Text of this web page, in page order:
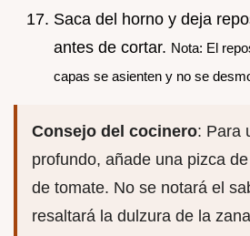
Saca del horno y deja
antes de cortar. Nota: El
capas se asienten y no se
Consejo del cocinero: Para
profundo, añade una pizca
de tomate. No se notará el
resaltará la dulzura de la